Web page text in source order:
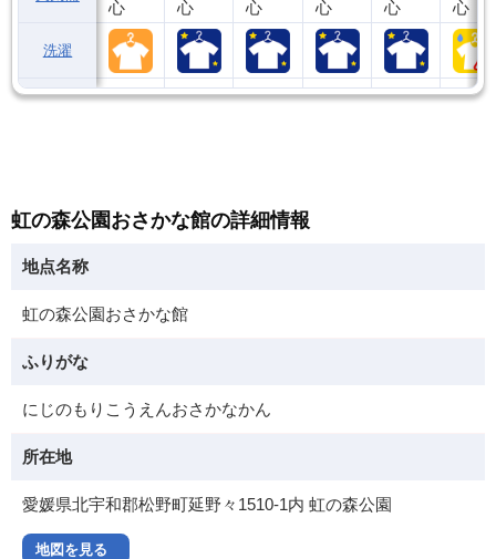
洗濯
虹の森公園おさかな館の詳細情報
地点名称
虹の森公園おさかな館
ふりがな
にじのもりこうえんおさかなかん
所在地
愛媛県北宇和郡松野町延野々1510-1内 虹の森公園
地図を見る